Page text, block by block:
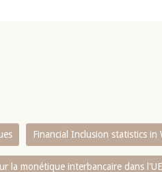
Financial Inclusion statistics in
la monétique interbancaire dans